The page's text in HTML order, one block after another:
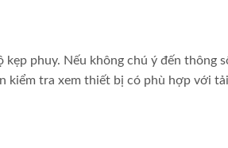
phuy. Nếu không chú ý đến thông
kiểm tra xem thiết bị có phù hợp với